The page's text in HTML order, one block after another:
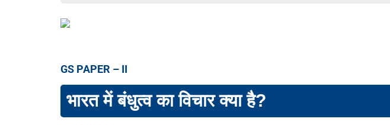
GS PAPER – II
भारत में बंधुत्व का विचार क्या है?